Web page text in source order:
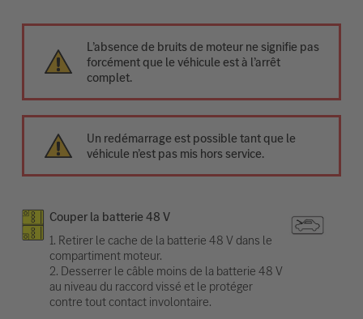
L’absence de bruits de moteur ne signifie pas
forcément que le véhicule est à l’arrêt
complet.
Un redémarrage est possible tant que le
véhicule n’est pas mis hors service.
Couper la batterie 48 V
1. Retirer le cache de la batterie 48 V dans le
compartiment moteur.
2. Desserrer le câble moins de la batterie 48 V
au niveau du raccord vissé et le protéger
contre tout contact involontaire.